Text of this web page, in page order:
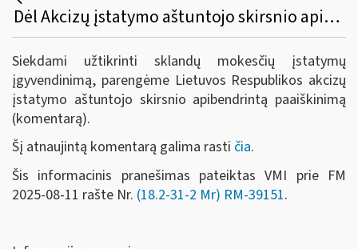
Dėl Akcizų įstatymo aštuntojo skirsnio apibendrinto paaiškinimo (komentaro) parengimo
Siekdami užtikrinti sklandų mokesčių įstatymų
įgyvendinimą, parengėme Lietuvos Respublikos akcizų
įstatymo aštuntojo skirsnio apibendrintą paaiškinimą
(komentarą).
Šį atnaujintą komentarą galima rasti čia.
Šis informacinis pranešimas pateiktas VMI prie FM
2025-08-11 rašte Nr. (18.2-31-2 Mr) RM-39151.